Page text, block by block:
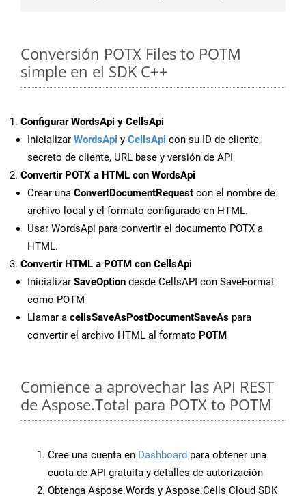
Conversión POTX Files to POTM
simple en el SDK C++
Configurar WordsApi y CellsApi
Inicializar WordsApi y CellsApi con su ID de cliente,
secreto de cliente, URL base y versión de API
Convertir POTX a HTML con WordsApi
Crear una ConvertDocumentRequest con el nombre de
archivo local y el formato configurado en HTML.
Usar WordsApi para convertir el documento POTX a
HTML.
Convertir HTML a POTM con CellsApi
Inicializar SaveOption desde CellsAPI con SaveFormat
como POTM
Llamar a cellsSaveAsPostDocumentSaveAs para
convertir el archivo HTML al formato POTM
Comience a aprovechar las API REST
de Aspose.Total para POTX to POTM
Cree una cuenta en Dashboard para obtener una
cuota de API gratuita y detalles de autorización
Obtenga Aspose.Words y Aspose.Cells Cloud SDK